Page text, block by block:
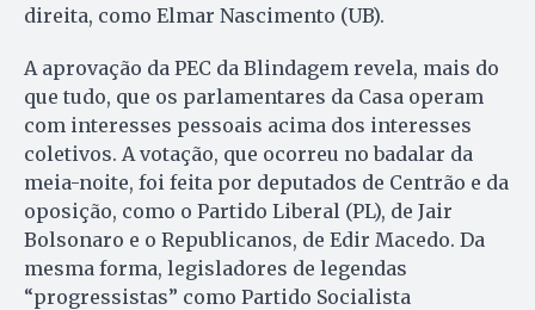
direita, como Elmar Nascimento (UB).
A aprovação da PEC da Blindagem revela, mais do
que tudo, que os parlamentares da Casa operam
com interesses pessoais acima dos interesses
coletivos. A votação, que ocorreu no badalar da
meia-noite, foi feita por deputados de Centrão e da
oposição, como o Partido Liberal (PL), de Jair
Bolsonaro e o Republicanos, de Edir Macedo. Da
mesma forma, legisladores de legendas
“progressistas” como Partido Socialista